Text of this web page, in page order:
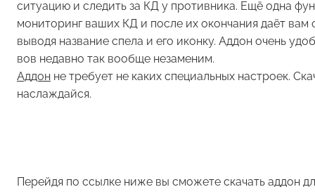
ситуацию и следить за КД у противника. Ещё одна
мониторинг ваших КД и после их окончания даёт вам
выводя название спела и его иконку. Аддон очень
вов недавно так вообще незаменим.
Аддон не требует не каких специальных настроек.
наслаждайся.
Перейдя по ссылке ниже вы сможете скачать аддон